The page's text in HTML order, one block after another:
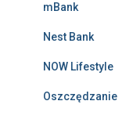
mBank
Nest Bank
NOW Lifestyle
Oszczędzanie